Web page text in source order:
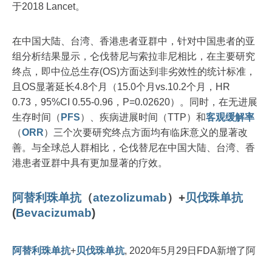
于2018 Lancet。
在中国大陆、台湾、香港患者亚群中，针对中国患者的亚
组分析结果显示，仑伐替尼与索拉非尼相比，在主要研究
终点，即中位总生存(OS)方面达到非劣效性的统计标准，
且OS显著延长4.8个月（15.0个月vs.10.2个月，HR
0.73，95%CI 0.55-0.96，P=0.02620）。同时，在无进展
生存时间（ PFS）、疾病进展时间（TTP）和客观缓解率
（ORR）三个次要研究终点方面均有临床意义的显著改
善。与全球总人群相比，仑伐替尼在中国大陆、台湾、香
港患者亚群中具有更加显著的疗效。
阿替利珠单抗（atezolizumab）+贝伐珠单抗
(Bevacizumab)
阿替利珠单抗+贝伐珠单抗, 2020年5月29日FDA新增了阿